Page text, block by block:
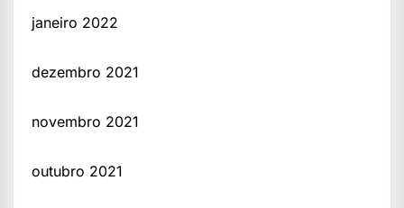
janeiro 2022
dezembro 2021
novembro 2021
outubro 2021